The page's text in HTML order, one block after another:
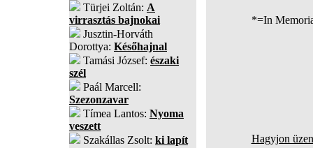
Türjei Zoltán: A
virrasztás bajnokai
Jusztin-Horváth
Dorottya: Későhajnal
Tamási József: északi
szél
Paál Marcell:
Szezonzavar
Tímea Lantos: Nyoma
veszett
Szakállas Zsolt: ki lapít
*=In
Hagyjon